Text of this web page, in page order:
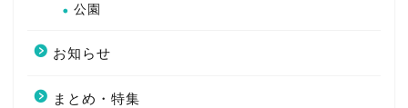
公園
お知らせ
まとめ・特集